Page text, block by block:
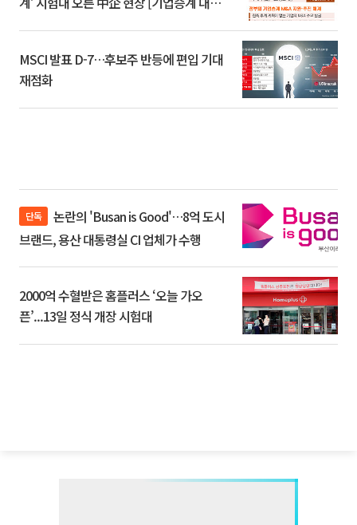
MSCI 발표 D-7…후보주 반등에 편입 기대
재점화
단독
브랜드, 용산 대통령실 CI 업체가 수행
2000억 수혈받은 홈플러스 ‘오늘 가오
픈’...13일 정식 개장 시험대